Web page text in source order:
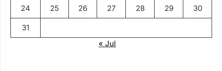
24 25 26 27 28 29 30
31
« Jul